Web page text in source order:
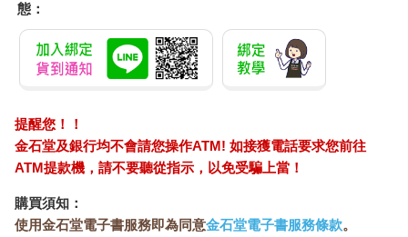
態：
提醒您！！
金石堂及銀行均不會請您操作ATM! 如接獲電話要求您前往
ATM提款機，請不要聽從指示，以免受騙上當！
購買須知：
使用金石堂電子書服務即為同意金石堂電子書服務條款。